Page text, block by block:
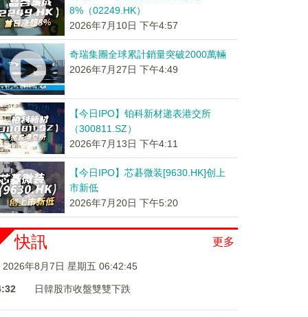
8%（02249.HK）
2026年7月10日 下午4:57
奇瑞集團全球累計銷量突破2000萬輛
2026年7月27日 下午4:49
【今日IPO】铂科新材递表港交所
（300811.SZ）
2026年7月13日 下午4:11
【今日IPO】芯碁微装[9630.HK]创上
市新低
2026年7月20日 下午5:20
更多
快訊
2026年8月7日 星期五 06:42:45
日韓股市收盤雙雙下跌